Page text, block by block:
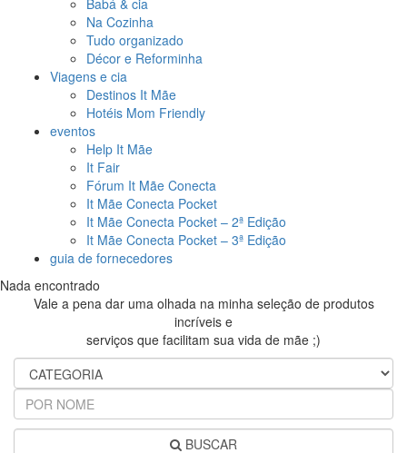
Babá & cia
Na Cozinha
Tudo organizado
Décor e Reforminha
Viagens e cia
Destinos It Mãe
Hotéis Mom Friendly
eventos
Help It Mãe
It Fair
Fórum It Mãe Conecta
It Mãe Conecta Pocket
It Mãe Conecta Pocket – 2ª Edição
It Mãe Conecta Pocket – 3ª Edição
guia de fornecedores
Nada encontrado
Vale a pena dar uma olhada na minha seleção de produtos
incríveis e
serviços que facilitam sua vida de mãe ;)
BUSCAR